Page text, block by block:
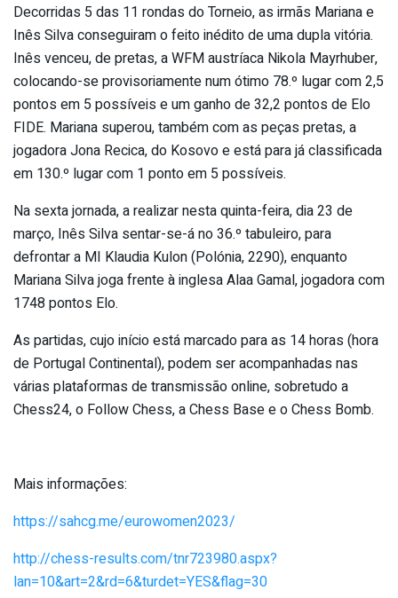
Decorridas 5 das 11 rondas do Torneio, as irmãs Mariana e
Inês Silva conseguiram o feito inédito de uma dupla vitória.
Inês venceu, de pretas, a WFM austríaca Nikola Mayrhuber,
colocando-se provisoriamente num ótimo 78.º lugar com 2,5
pontos em 5 possíveis e um ganho de 32,2 pontos de Elo
FIDE. Mariana superou, também com as peças pretas, a
jogadora Jona Recica, do Kosovo e está para já classificada
em 130.º lugar com 1 ponto em 5 possíveis.
Na sexta jornada, a realizar nesta quinta-feira, dia 23 de
março, Inês Silva sentar-se-á no 36.º tabuleiro, para
defrontar a MI Klaudia Kulon (Polónia, 2290), enquanto
Mariana Silva joga frente à inglesa Alaa Gamal, jogadora com
1748 pontos Elo.
As partidas, cujo início está marcado para as 14 horas (hora
de Portugal Continental), podem ser acompanhadas nas
várias plataformas de transmissão online, sobretudo a
Chess24, o Follow Chess, a Chess Base e o Chess Bomb.
Mais informações:
https://sahcg.me/eurowomen2023/
http://chess-results.com/tnr723980.aspx?
lan=10&art=2&rd=6&turdet=YES&flag=30